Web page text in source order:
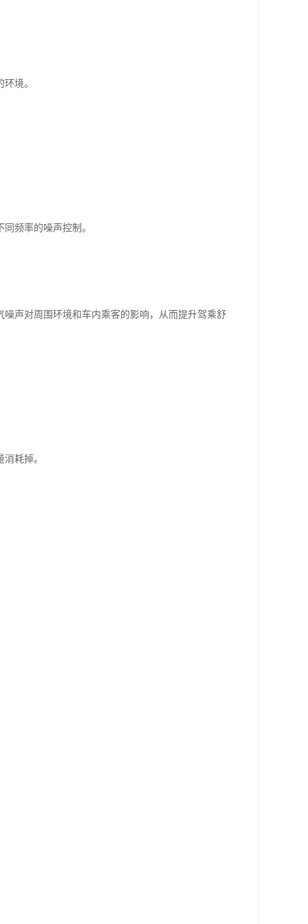
境。
频率的噪声控制。
声对周围环境和车内乘客的影响，从而提升驾乘舒
耗掉。